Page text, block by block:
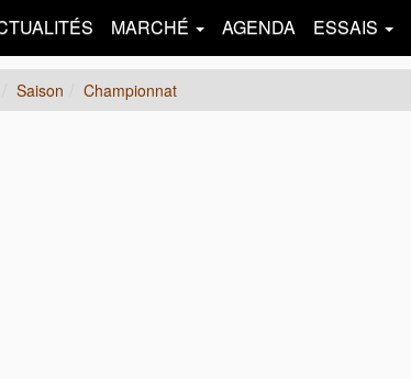
MARCHÉ AGENDA ESSAIS
Saison Championnat